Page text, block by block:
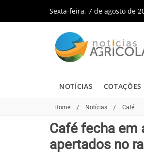
Sexta-feira, 7 de agosto de
NOTÍCIAS COTAÇÕES
Home / Notícias / Café
Café fecha em
apertados no